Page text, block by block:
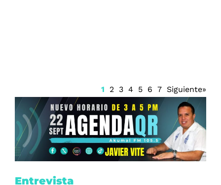
1 2 3 4 5 6 7 Siguiente»
Entrevista